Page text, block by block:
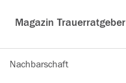
Magazin Trauerratgeber
Nachbarschaft